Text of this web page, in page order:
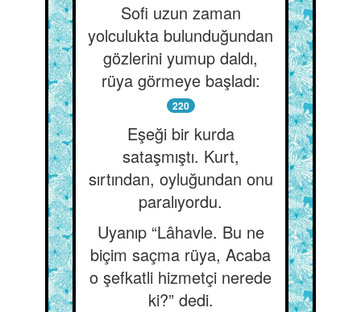
Sofi uzun zaman
yolculukta bulunduğundan
gözlerini yumup daldı,
rüya görmeye başladı:
220
Eşeği bir kurda
sataşmıştı. Kurt,
sırtından, oyluğundan onu
paralıyordu.
Uyanıp “Lâhavle. Bu ne
biçim saçma rüya, Acaba
o şefkatli hizmetçi nerede
ki?” dedi.